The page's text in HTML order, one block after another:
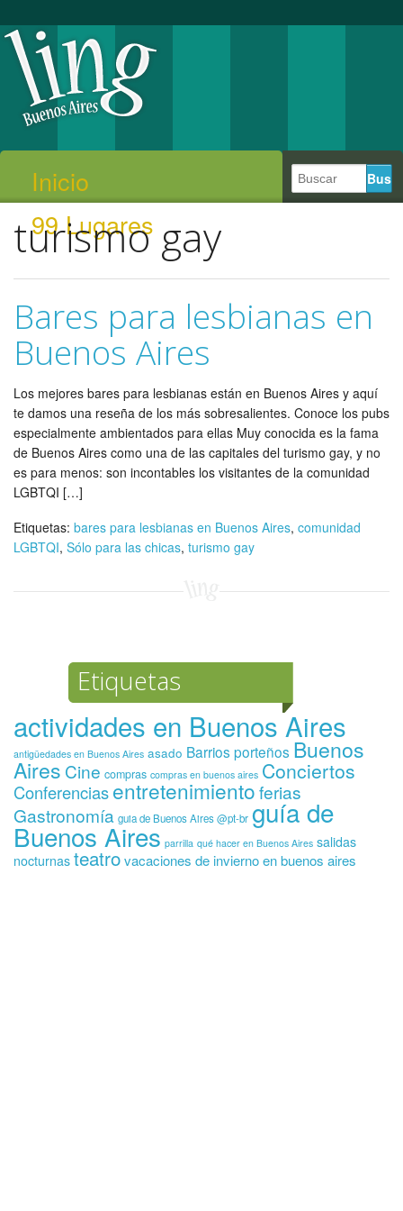
Inicio
99 Lugares
turismo gay
Bares para lesbianas en
Buenos Aires
Los mejores bares para lesbianas están en Buenos Aires y aquí
te damos una reseña de los más sobresalientes. Conoce los pubs
especialmente ambientados para ellas Muy conocida es la fama
de Buenos Aires como una de las capitales del turismo gay, y no
es para menos: son incontables los visitantes de la comunidad
LGBTQI […]
Etiquetas: bares para lesbianas en Buenos Aires, comunidad
LGBTQI, Sólo para las chicas, turismo gay
Etiquetas
actividades en Buenos Aires
antigüedades en Buenos Aires asado Barrios porteños Buenos
Aires Cine compras compras en buenos aires Conciertos
Conferenciasentretenimientoferias
Gastronomía guia de Buenos Aires @pt-br guía de
Buenos Aires parrilla qué hacer en Buenos Aires salidas
nocturnas teatrovacaciones de invierno en buenos aires